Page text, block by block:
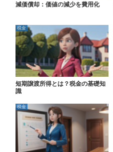
減価償却：価値の減少を費用化
税金
短期譲渡所得とは？税金の基礎知
識
税金